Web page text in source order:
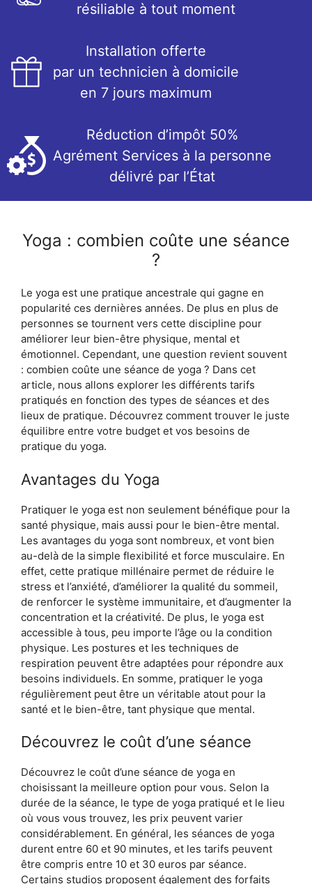
résiliable à tout moment
Installation offerte
par un technicien à domicile
en 7 jours maximum
Réduction d’impôt 50%
Agrément Services à la personne
délivré par l’État
Yoga : combien coûte une séance
?
Le yoga est une pratique ancestrale qui gagne en
popularité ces dernières années. De plus en plus de
personnes se tournent vers cette discipline pour
améliorer leur bien-être physique, mental et
émotionnel. Cependant, une question revient souvent
: combien coûte une séance de yoga ? Dans cet
article, nous allons explorer les différents tarifs
pratiqués en fonction des types de séances et des
lieux de pratique. Découvrez comment trouver le juste
équilibre entre votre budget et vos besoins de
pratique du yoga.
Avantages du Yoga
Pratiquer le yoga est non seulement bénéfique pour la
santé physique, mais aussi pour le bien-être mental.
Les avantages du yoga sont nombreux, et vont bien
au-delà de la simple flexibilité et force musculaire. En
effet, cette pratique millénaire permet de réduire le
stress et l’anxiété, d’améliorer la qualité du sommeil,
de renforcer le système immunitaire, et d’augmenter la
concentration et la créativité. De plus, le yoga est
accessible à tous, peu importe l’âge ou la condition
physique. Les postures et les techniques de
respiration peuvent être adaptées pour répondre aux
besoins individuels. En somme, pratiquer le yoga
régulièrement peut être un véritable atout pour la
santé et le bien-être, tant physique que mental.
Découvrez le coût d’une séance
Découvrez le coût d’une séance de yoga en
choisissant la meilleure option pour vous. Selon la
durée de la séance, le type de yoga pratiqué et le lieu
où vous vous trouvez, les prix peuvent varier
considérablement. En général, les séances de yoga
durent entre 60 et 90 minutes, et les tarifs peuvent
être compris entre 10 et 30 euros par séance.
Certains studios proposent également des forfaits